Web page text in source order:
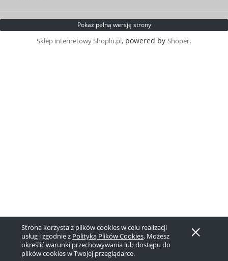
Strona korzysta z plików cookies w celu realizacji
usług i zgodnie z Polityką Plików Cookies. Możesz
określić warunki przechowywania lub dostępu do
plików cookies w Twojej przeglądarce.
Pokaż pełną wersję strony
Sklep internetowy Shoplo.pl, powered by Shoper.